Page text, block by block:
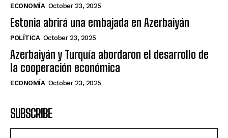
ECONOMÍA October 23, 2025
Estonia abrirá una embajada en Azerbaiyán
POLÍTICA October 23, 2025
Azerbaiyán y Turquía abordaron el desarrollo de
la cooperación económica
ECONOMÍA October 23, 2025
SUBSCRIBE